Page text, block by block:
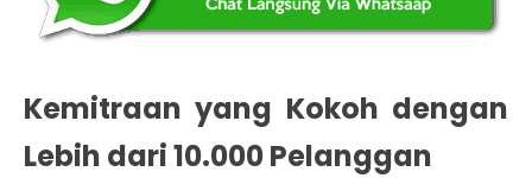
Kemitraan yang Kokoh dengan
Lebih dari 10.000 Pelanggan